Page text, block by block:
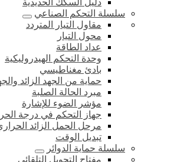
دليل السكك الحديدية
سلسلة التحكم الصناعي
مقاول التيار المتردد
محول التيار
عداد الطاقة
وحدة التحكم الهيدروليكية
بادئ مغناطيسي
حماية من الجهد الزائد
مبرد الحالة الصلبة
مؤشر الضوء للإشارة
جهاز التحكم في درجة
مرحل الحمل الزائد
تبديل الوقت
سلسلة حماية الدوائر
مفتاح التحويل التلقائي